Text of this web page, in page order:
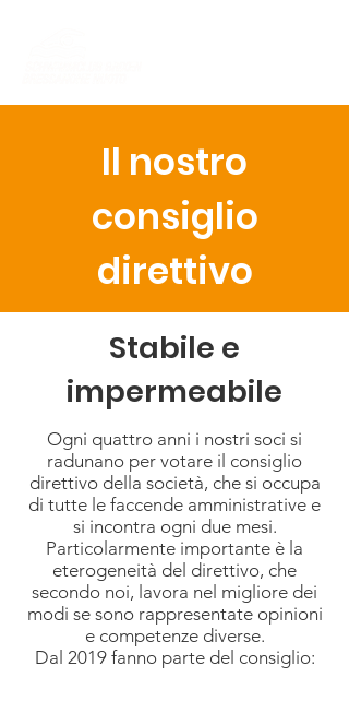
Il nostro
consiglio
direttivo
Stabile e
impermeabile
Ogni quattro anni i nostri soci si
radunano per votare il consiglio
direttivo della società, che si occupa
di tutte le faccende amministrative e
si incontra ogni due mesi.
Particolarmente importante è la
eterogeneità del direttivo, che
secondo noi, lavora nel migliore dei
modi se sono rappresentate opinioni
e competenze diverse.
Dal 2019 fanno parte del consiglio: